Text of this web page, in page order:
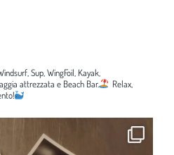
Sup, WingFoil, Kayak,
attrezzata e Beach Bar.
Relax,